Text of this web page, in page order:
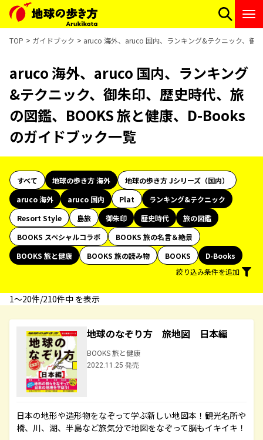
TOP ガイドブック aruco 海外、aruco 国内、ランキング&テクニック、御
aruco 海外、aruco 国内、ランキング
&テクニック、御朱印、歴史時代、旅
の図鑑、BOOKS 旅と健康、D-Books
のガイドブック一覧
すべて 地球の歩き方 海外
地球の歩き方 Jシリーズ（国内）
aruco 海外
aruco 国内 Plat
ランキング&テクニック
Resort Style
島旅 御朱印 歴史時代
旅の図鑑
BOOKS スペシャルコラボ
BOOKS 旅の名言＆絶景
BOOKS 旅と健康
BOOKS 旅の読み物 BOOKS
D-Books
絞り込み条件を追加
1〜20件/210件中 を表示
地球のなぞり方 旅地図 日本編
BOOKS 旅と健康
2022.11.25 発売
日本の地形や造形物をなぞって学ぶ新しい地図本！観光名所や
橋、川、湖、半島など旅気分で地図をなぞって脳もイキイキ！